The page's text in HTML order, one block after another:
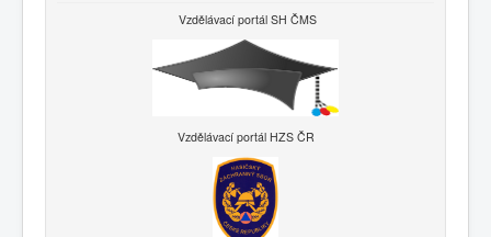
Vzdělávací portál SH ČMS
Vzdělávací portál HZS ČR